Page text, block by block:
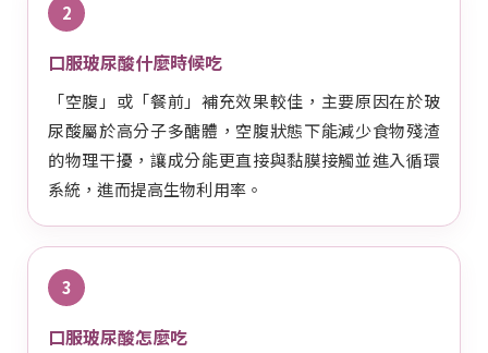
2
口服玻尿酸什麼時候吃
「空腹」或「餐前」補充效果較佳，主要原因在於玻
尿酸屬於高分子多醣體，空腹狀態下能減少食物殘渣
的物理干擾，讓成分能更直接與黏膜接觸並進入循環
系統，進而提高生物利用率。
3
口服玻尿酸怎麼吃